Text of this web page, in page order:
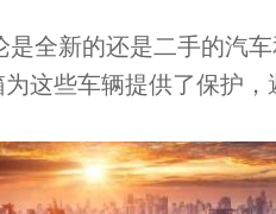
是全新的还是二手的汽
这些车辆提供了保护